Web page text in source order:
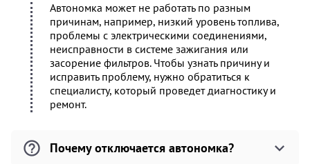
Автономка может не работать по разным
причинам, например, низкий уровень топлива,
проблемы с электрическими соединениями,
неисправности в системе зажигания или
засорение фильтров. Чтобы узнать причину и
исправить проблему, нужно обратиться к
специалисту, который проведет диагностику и
ремонт.
Почему отключается автономка?